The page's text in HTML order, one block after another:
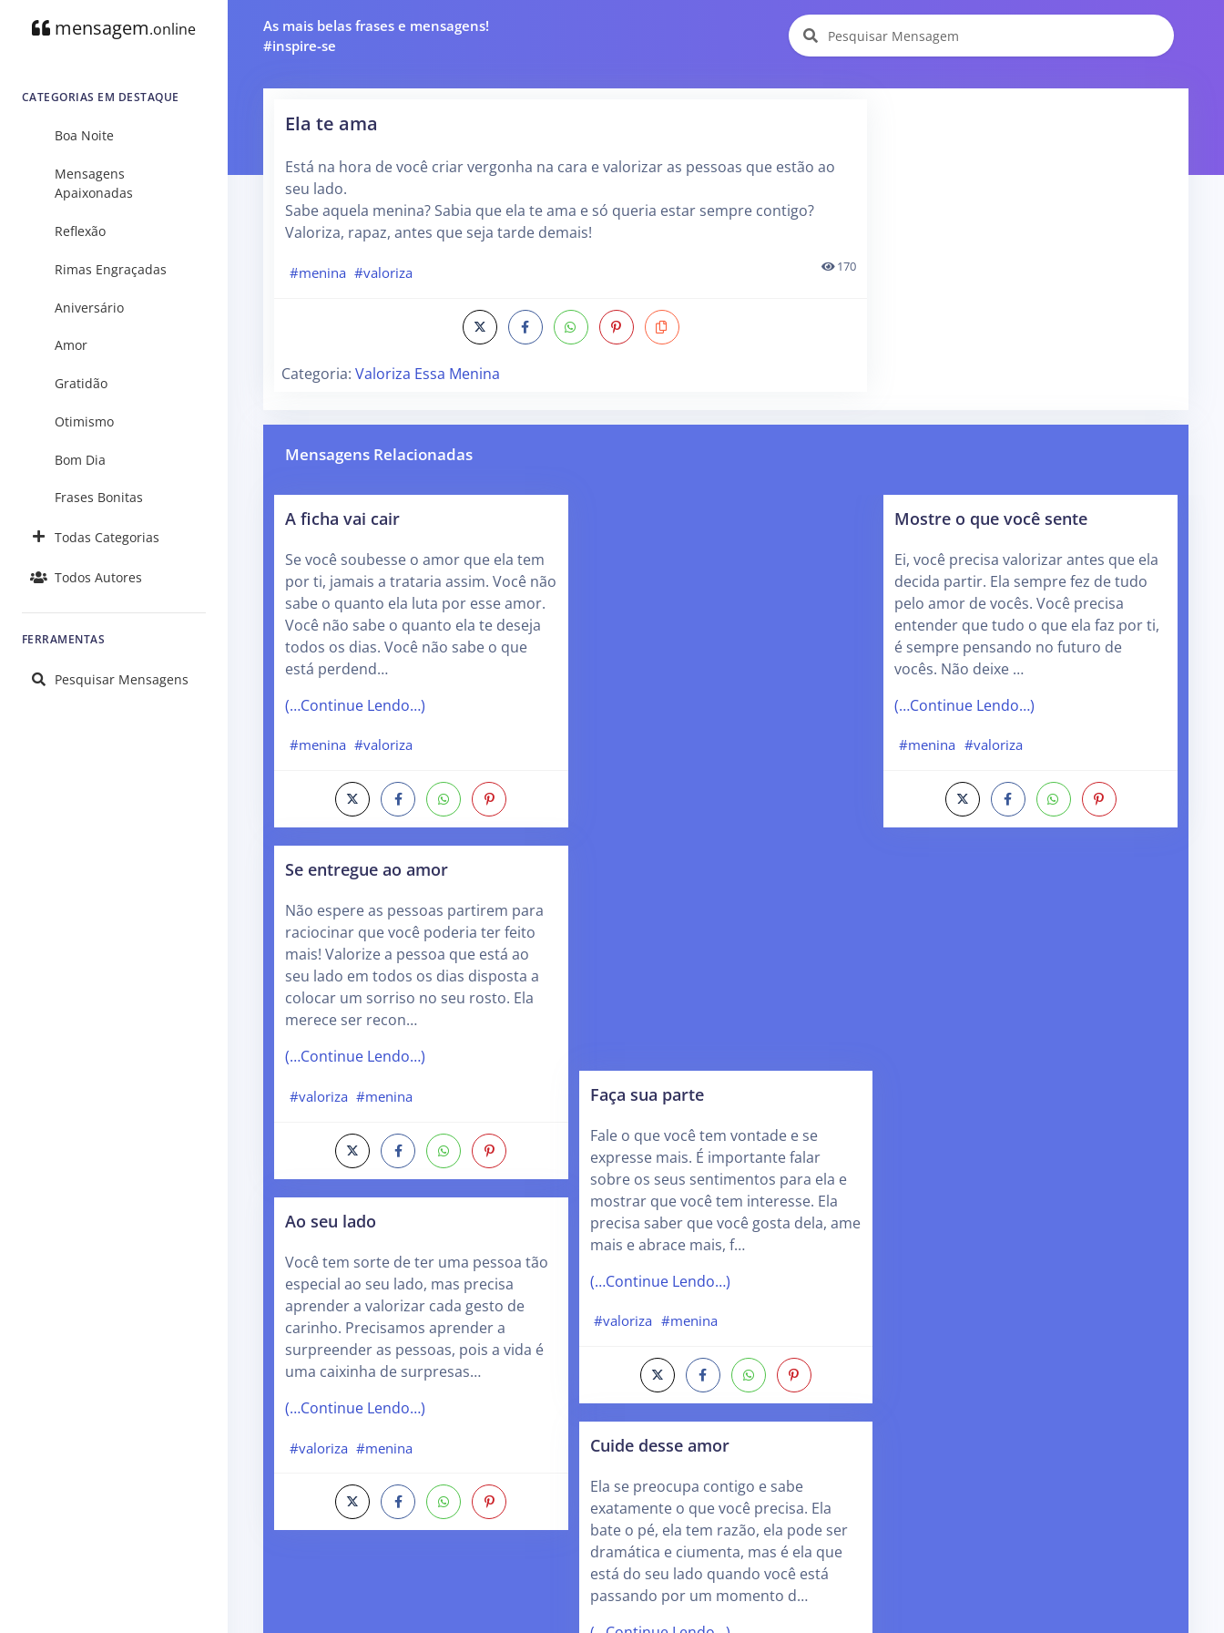
mensagem.online
CATEGORIAS EM DESTAQUE
Boa Noite
Mensagens
Apaixonadas
Reflexão
Rimas Engraçadas
Aniversário
Amor
Gratidão
Otimismo
Bom Dia
Frases Bonitas
Todas Categorias
Todos Autores
FERRAMENTAS
Pesquisar Mensagens
As mais belas frases e mensagens!
#inspire-se
Ela te ama
Está na hora de você criar vergonha na cara e valorizar as pessoas que estão ao
seu lado.
Sabe aquela menina? Sabia que ela te ama e só queria estar sempre contigo?
Valoriza, rapaz, antes que seja tarde demais!
#menina #valoriza 170
Categoria: Valoriza Essa Menina
Mensagens Relacionadas
A ficha vai cair
Se você soubesse o amor que ela tem
por ti, jamais a trataria assim. Você não
sabe o quanto ela luta por esse amor.
Você não sabe o quanto ela te deseja
todos os dias. Você não sabe o que
está perdend…
(…Continue Lendo…)
#menina #valoriza
Se entregue ao amor
Não espere as pessoas partirem para
raciocinar que você poderia ter feito
mais! Valorize a pessoa que está ao
seu lado em todos os dias disposta a
colocar um sorriso no seu rosto. Ela
merece ser recon…
(…Continue Lendo…)
#valoriza #menina
Ao seu lado
Você tem sorte de ter uma pessoa tão
especial ao seu lado, mas precisa
aprender a valorizar cada gesto de
carinho. Precisamos aprender a
surpreender as pessoas, pois a vida é
uma caixinha de surpresas…
(…Continue Lendo…)
#valoriza #menina
Faça sua parte
Fale o que você tem vontade e se
expresse mais. É importante falar
sobre os seus sentimentos para ela e
mostrar que você tem interesse. Ela
precisa saber que você gosta dela, ame
mais e abrace mais, f…
(…Continue Lendo…)
#valoriza #menina
Cuide desse amor
Ela se preocupa contigo e sabe
exatamente o que você precisa. Ela
bate o pé, ela tem razão, ela pode ser
dramática e ciumenta, mas é ela que
está do seu lado quando você está
passando por um momento d…
Mostre o que você sente
Ei, você precisa valorizar antes que ela
decida partir. Ela sempre fez de tudo
pelo amor de vocês. Você precisa
entender que tudo o que ela faz por ti,
é sempre pensando no futuro de
vocês. Não deixe …
(…Continue Lendo…)
#menina #valoriza